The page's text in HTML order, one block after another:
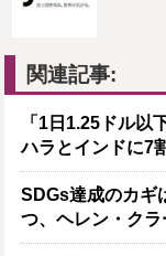
関連記事:
「1日1.25ドル以
ハラとインドに7
SDGs達成のカギ
つ、ヘレン・ク